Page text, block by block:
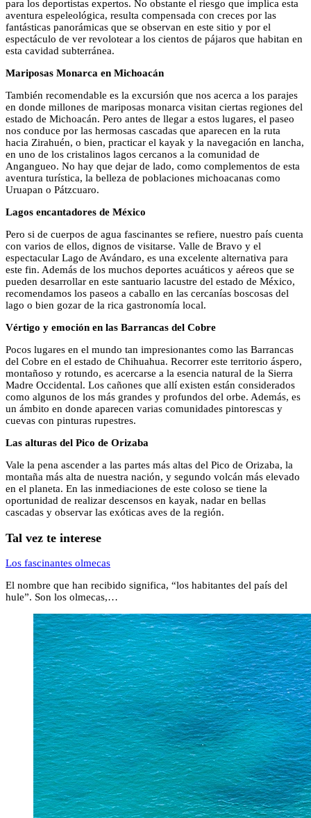
para los deportistas expertos. No obstante el riesgo que implica esta
aventura espeleológica, resulta compensada con creces por las
fantásticas panorámicas que se observan en este sitio y por el
espectáculo de ver revolotear a los cientos de pájaros que habitan en
esta cavidad subterránea.
Mariposas Monarca en Michoacán
También recomendable es la excursión que nos acerca a los parajes
en donde millones de mariposas monarca visitan ciertas regiones del
estado de Michoacán. Pero antes de llegar a estos lugares, el paseo
nos conduce por las hermosas cascadas que aparecen en la ruta
hacia Zirahuén, o bien, practicar el kayak y la navegación en lancha,
en uno de los cristalinos lagos cercanos a la comunidad de
Angangueo. No hay que dejar de lado, como complementos de esta
aventura turística, la belleza de poblaciones michoacanas como
Uruapan o Pátzcuaro.
Lagos encantadores de México
Pero si de cuerpos de agua fascinantes se refiere, nuestro país cuenta
con varios de ellos, dignos de visitarse. Valle de Bravo y el
espectacular Lago de Avándaro, es una excelente alternativa para
este fin. Además de los muchos deportes acuáticos y aéreos que se
pueden desarrollar en este santuario lacustre del estado de México,
recomendamos los paseos a caballo en las cercanías boscosas del
lago o bien gozar de la rica gastronomía local.
Vértigo y emoción en las Barrancas del Cobre
Pocos lugares en el mundo tan impresionantes como las Barrancas
del Cobre en el estado de Chihuahua. Recorrer este territorio áspero,
montañoso y rotundo, es acercarse a la esencia natural de la Sierra
Madre Occidental. Los cañones que allí existen están considerados
como algunos de los más grandes y profundos del orbe. Además, es
un ámbito en donde aparecen varias comunidades pintorescas y
cuevas con pinturas rupestres.
Las alturas del Pico de Orizaba
Vale la pena ascender a las partes más altas del Pico de Orizaba, la
montaña más alta de nuestra nación, y segundo volcán más elevado
en el planeta. En las inmediaciones de este coloso se tiene la
oportunidad de realizar descensos en kayak, nadar en bellas
cascadas y observar las exóticas aves de la región.
Tal vez te interese
Los fascinantes olmecas
El nombre que han recibido significa, “los habitantes del país del
hule”. Son los olmecas,…